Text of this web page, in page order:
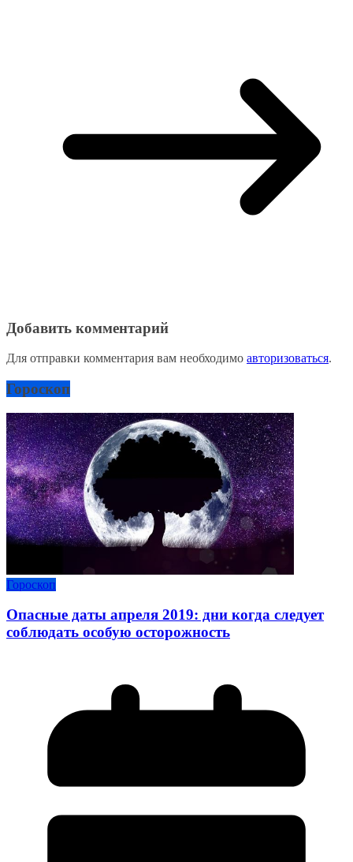
Добавить комментарий
Для отправки комментария вам необходимо авторизоваться.
Гороскоп
Гороскоп
Опасные даты апреля 2019: дни когда следует
соблюдать особую осторожность